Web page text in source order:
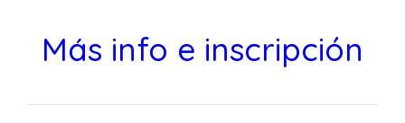
Más info e inscripción